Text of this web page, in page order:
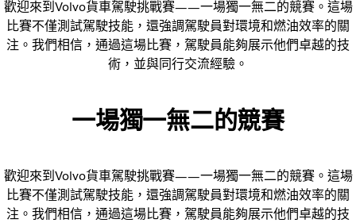
歡迎來到Volvo貨車駕駛挑戰賽——一場獨一無二的競賽。這場
比賽不僅測試駕駛技能，還強調駕駛員對環境和燃油效率的關
注。我們相信，通過這場比賽，駕駛員能夠展示他們卓越的技
術，並與同行交流經驗。
一場獨一無二的競賽
歡迎來到Volvo貨車駕駛挑戰賽——一場獨一無二的競賽。這場
比賽不僅測試駕駛技能，還強調駕駛員對環境和燃油效率的關
注。我們相信，通過這場比賽，駕駛員能夠展示他們卓越的技